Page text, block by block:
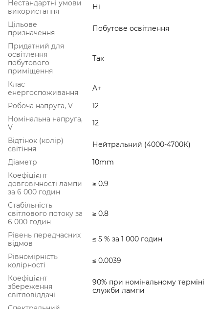
Нестандартні умови
використання
Ні
Цільове
призначення
Побутове освітлення
Придатний для
освітлення
побутового
приміщення
Так
Клас
енергоспоживання
A+
Робоча напруга, V
12
Номінальна напруга,
V
12
Відтінок (колір)
світіння
Нейтральний (4000-4700К)
Діаметр
10mm
Коефіцієнт
довговічності лампи
за 6 000 годин
≥ 0.9
Стабільність
світлового потоку за
6 000 годин
≥ 0.8
Рівень передчасних
відмов
≤ 5 % за 1 000 годин
Рівномірність
колірності
≤ 0.0039
Коефіцієнт
збереження
світловіддачі
90% при номінальному терміні
служби лампи